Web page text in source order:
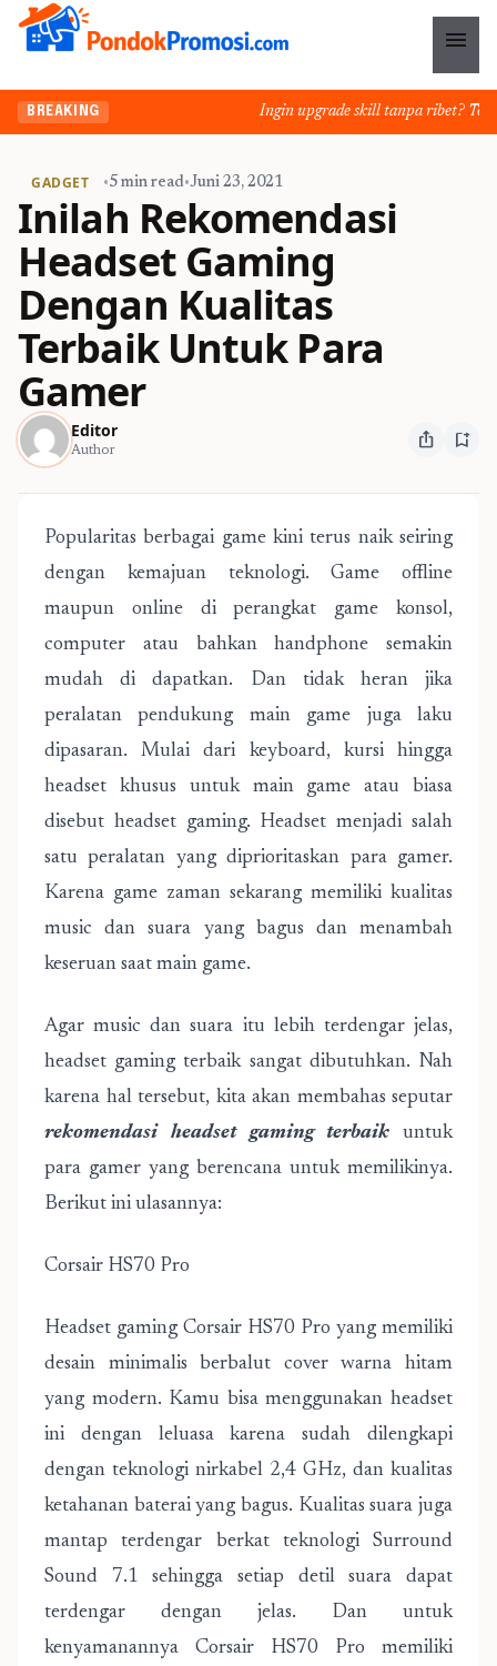
menu
BREAKING Ingin upgrade skill tanpa ribet?
GADGET •5 min read•Juni 23, 2021
Inilah Rekomendasi
Headset Gaming
Dengan Kualitas
Terbaik Untuk Para
Gamer
Editor
Author ios_share bookmark_add
Popularitas berbagai game kini terus naik seiring
dengan kemajuan teknologi. Game offline
maupun online di perangkat game konsol,
computer atau bahkan handphone semakin
mudah di dapatkan. Dan tidak heran jika
peralatan pendukung main game juga laku
dipasaran. Mulai dari keyboard, kursi hingga
headset khusus untuk main game atau biasa
disebut headset gaming. Headset menjadi salah
satu peralatan yang diprioritaskan para gamer.
Karena game zaman sekarang memiliki kualitas
music dan suara yang bagus dan menambah
keseruan saat main game.
Agar music dan suara itu lebih terdengar jelas,
headset gaming terbaik sangat dibutuhkan. Nah
karena hal tersebut, kita akan membahas seputar
rekomendasi headset gaming terbaik untuk
para gamer yang berencana untuk memilikinya.
Berikut ini ulasannya:
Corsair HS70 Pro
Headset gaming Corsair HS70 Pro yang memiliki
desain minimalis berbalut cover warna hitam
yang modern. Kamu bisa menggunakan headset
ini dengan leluasa karena sudah dilengkapi
dengan teknologi nirkabel 2,4 GHz, dan kualitas
ketahanan baterai yang bagus. Kualitas suara juga
mantap terdengar berkat teknologi Surround
Sound 7.1 sehingga setiap detil suara dapat
terdengar dengan jelas. Dan untuk
kenyamanannya Corsair HS70 Pro memiliki